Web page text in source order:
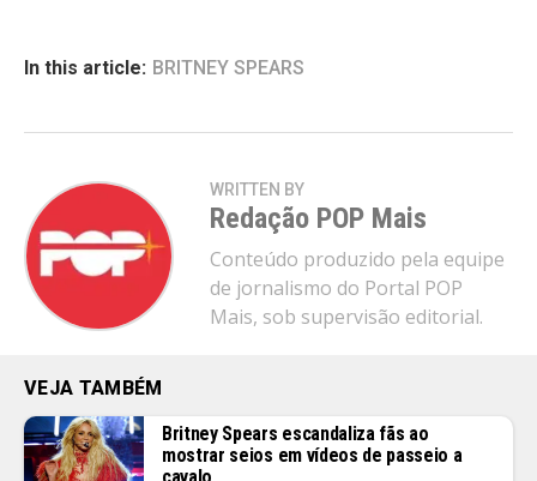
In this article: BRITNEY SPEARS
WRITTEN BY
Redação POP Mais
Conteúdo produzido pela equipe
de jornalismo do Portal POP
Mais, sob supervisão editorial.
VEJA TAMBÉM
Britney Spears escandaliza fãs ao
mostrar seios em vídeos de passeio a